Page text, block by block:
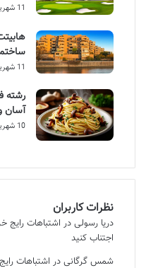
11 شهریور
11 شهریور
رشته
آسان
10 شهریور
نظرات کاربران
دریا رسولی در اشتباهات رایج
اجتناب کنید
شمس گرگانی در اشتباهات